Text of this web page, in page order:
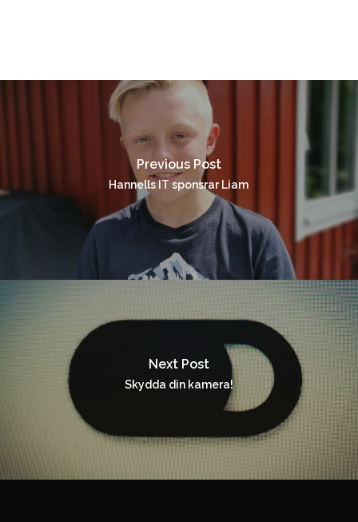
Previous Post
Hannells IT sponsrar Liam
Next Post
Skydda din kamera!